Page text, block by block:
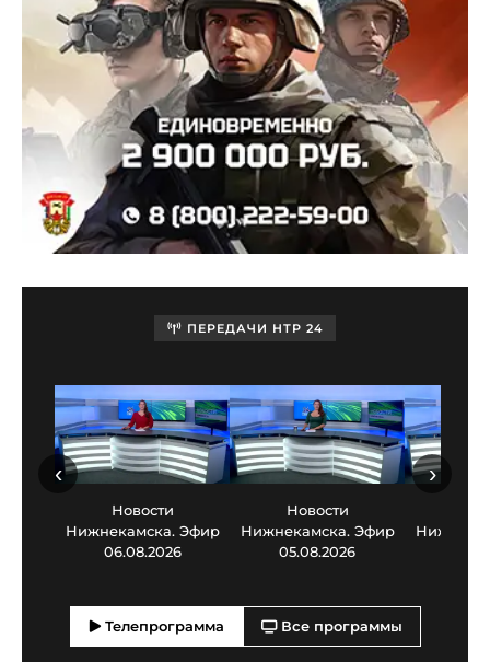
ПЕРЕДАЧИ НТР 24
Новости
Нижнекамска. Эфир
06.08.2026
Новости
Нижнекамска. Эфир
05.08.2026
‹ ›
Телепрограмма Все программы